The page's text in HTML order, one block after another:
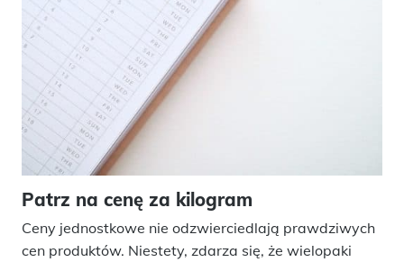
Patrz na cenę za kilogram
Ceny jednostkowe nie odzwierciedlają prawdziwych
cen produktów. Niestety, zdarza się, że wielopaki